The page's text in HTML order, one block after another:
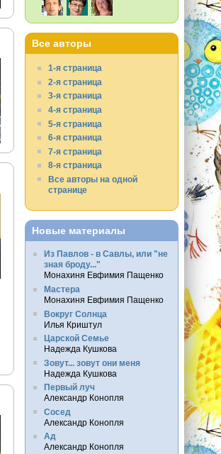
Все авторы
1-я страница
2-я страница
3-я страница
4-я страница
5-я страница
6-я страница
7-я страница
8-я страница
Все авторы на одной
странице
Новые материалы
Из Павлов - в Савлы, или "не
зная броду..."
Монахиня Евфимия Пащенко
Мастера
Монахиня Евфимия Пащенко
Вокруг Солнца
Илья Криштул
Царской Семье
Надежда Кушкова
Зовут... зовут они меня
Надежда Кушкова
Первый луч
Александр Конопля
Сосед
Александр Конопля
Ад
Александр Конопля